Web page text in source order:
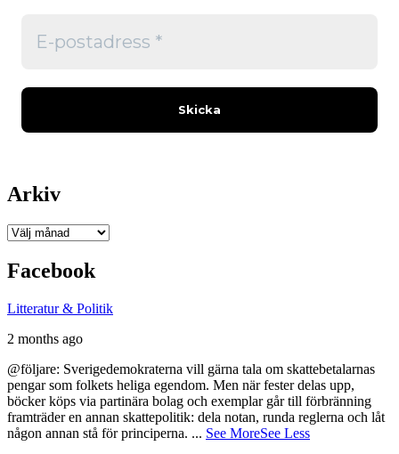
Arkiv
Arkiv
Facebook
Litteratur & Politik
2 months ago
@följare: Sverigedemokraterna vill gärna tala om skattebetalarnas
pengar som folkets heliga egendom. Men när fester delas upp,
böcker köps via partinära bolag och exemplar går till förbränning
framträder en annan skattepolitik: dela notan, runda reglerna och låt
någon annan stå för principerna. ... See MoreSee Less